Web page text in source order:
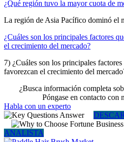
¿Qué región tuvo la mayor cuota de
La región de Asia Pacífico dominó el
¿Cuáles son los principales factores
el crecimiento del mercado?
7) ¿Cuáles son los principales factores
favorezcan el crecimiento del
¿Busca información completa
Póngase en contacto con
Habla con un experto
ANALISTA